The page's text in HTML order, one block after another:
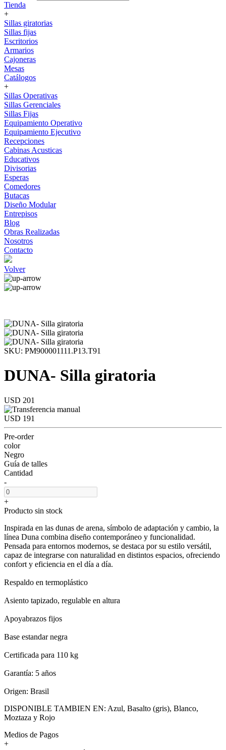
Tienda
+
Sillas giratorias
Sillas fijas
Escritorios
Armarios
Cajoneras
Mesas
Catálogos
+
Sillas Operativas
Sillas Gerenciales
Sillas Fijas
Equipamiento Operativo
Equipamiento Ejecutivo
Recepciones
Cabinas Acusticas
Educativos
Divisorias
Esperas
Comedores
Butacas
Diseño Modular
Entrepisos
Blog
Obras Realizadas
Nosotros
Contacto
Volver
SKU: PM900001111.P13.T91
DUNA- Silla giratoria
USD 201
USD 191
Pre-order
color
Negro
Guía de talles
Cantidad
-
+
Producto sin stock
Inspirada en las dunas de arena, símbolo de adaptación y cambio, la
línea Duna combina diseño contemporáneo y funcionalidad.
Pensada para entornos modernos, se destaca por su estilo versátil,
capaz de integrarse con naturalidad en distintos espacios, ofreciendo
confort y eficiencia en el día a día.
Respaldo en termoplástico
Asiento tapizado, regulable en altura
Apoyabrazos fijos
Base estandar negra
Certificada para 110 kg⁠
Garantía: 5 años
Origen: Brasil
DISPONIBLE TAMBIEN EN: Azul, Basalto (gris), Blanco,
Moztaza y Rojo
Medios de Pagos
+